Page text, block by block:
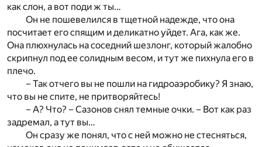
как слон, а вот поди ж ты…
Он не пошевелился в тщетной надежде, что она
посчитает его спящим и деликатно уйдет. Ага, как же.
Она плюхнулась на соседний шезлонг, который жалобно
скрипнул под ее солидным весом, и тут же пихнула его в
плечо.
– Так отчего вы не пошли на гидроаэробику? Я знаю,
что вы не спите, не притворяйтесь!
– А? Что? – Сазонов снял темные очки. – Вот как раз
задремал, а тут вы…
Он сразу же понял, что с ней можно не стесняться,